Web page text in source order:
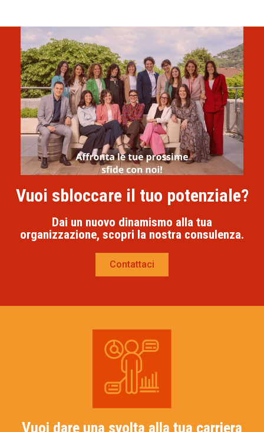
Vuoi sbloccare il tuo potenziale?
Dai un nuovo dinamismo alla tua
organizzazione, scopri la nostra consulenza.
Contattaci
Vuoi dare una svolta alla tua carriera